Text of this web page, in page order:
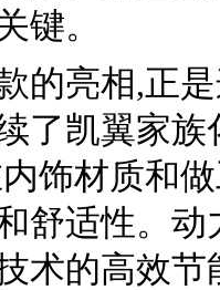
键。
的亮相,正
了凯翼家
饰材质和
舒适性。
术的高效